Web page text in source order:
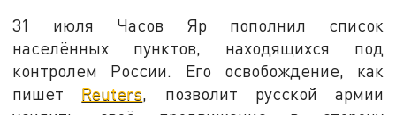
31 июля Часов Яр пополнил список
населённых пунктов, находящихся под
контролем России. Его освобождение, как
пишет Reuters, позволит русской армии